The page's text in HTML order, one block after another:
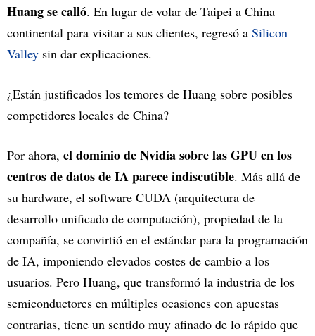
Huang se calló. En lugar de volar de Taipei a China
continental para visitar a sus clientes, regresó a Silicon
Valley sin dar explicaciones.
¿Están justificados los temores de Huang sobre posibles
competidores locales de China?
Por ahora, el dominio de Nvidia sobre las GPU en los
centros de datos de IA parece indiscutible. Más allá de
su hardware, el software CUDA (arquitectura de
desarrollo unificado de computación), propiedad de la
compañía, se convirtió en el estándar para la programación
de IA, imponiendo elevados costes de cambio a los
usuarios. Pero Huang, que transformó la industria de los
semiconductores en múltiples ocasiones con apuestas
contrarias, tiene un sentido muy afinado de lo rápido que